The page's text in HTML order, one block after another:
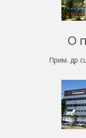
О
Прим. др